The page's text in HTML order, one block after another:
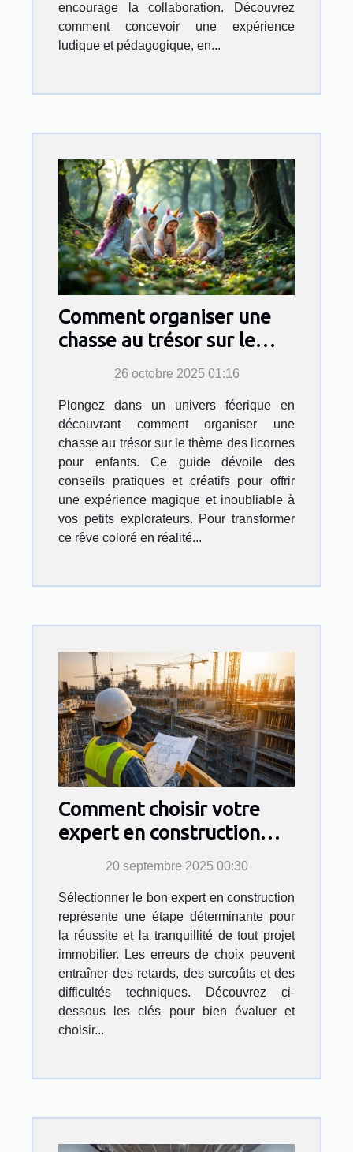
encourage la collaboration. Découvrez
comment concevoir une expérience
ludique et pédagogique, en...
Comment organiser une
chasse au trésor sur le
thème des licornes pour
26 octobre 2025 01:16
Plongez dans un univers féerique en
découvrant comment organiser une
chasse au trésor sur le thème des licornes
pour enfants. Ce guide dévoile des
conseils pratiques et créatifs pour offrir
une expérience magique et inoubliable à
vos petits explorateurs. Pour transformer
ce rêve coloré en réalité...
Comment choisir votre
expert en construction
pour sécuriser votre
20 septembre 2025 00:30
Sélectionner le bon expert en construction
représente une étape déterminante pour
la réussite et la tranquillité de tout projet
immobilier. Les erreurs de choix peuvent
entraîner des retards, des surcoûts et des
difficultés techniques. Découvrez ci-
dessous les clés pour bien évaluer et
choisir...